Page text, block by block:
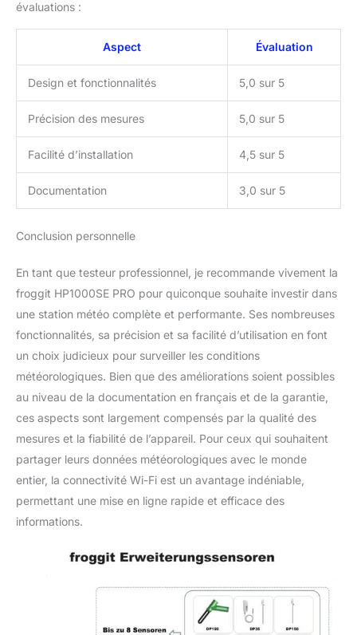
d'alimentation, 1 unité
extérieure HP1000SE Pro
thermo-hygromètre, 1
allemand/anglais (
français non garanti).
évaluations :
Aspect Évaluation
Design et fonctionnalités 5,0 sur 5
Précision des mesures 5,0 sur 5
Facilité d’installation 4,5 sur 5
Documentation 3,0 sur 5
Conclusion personnelle
En tant que testeur professionnel, je recommande vivement la
froggit HP1000SE PRO pour quiconque souhaite investir dans
une station météo complète et performante. Ses nombreuses
fonctionnalités, sa précision et sa facilité d’utilisation en font
un choix judicieux pour surveiller les conditions
météorologiques. Bien que des améliorations soient possibles
au niveau de la documentation en français et de la garantie,
ces aspects sont largement compensés par la qualité des
mesures et la fiabilité de l’appareil. Pour ceux qui souhaitent
partager leurs données météorologiques avec le monde
entier, la connectivité Wi-Fi est un avantage indéniable,
permettant une mise en ligne rapide et efficace des
informations.